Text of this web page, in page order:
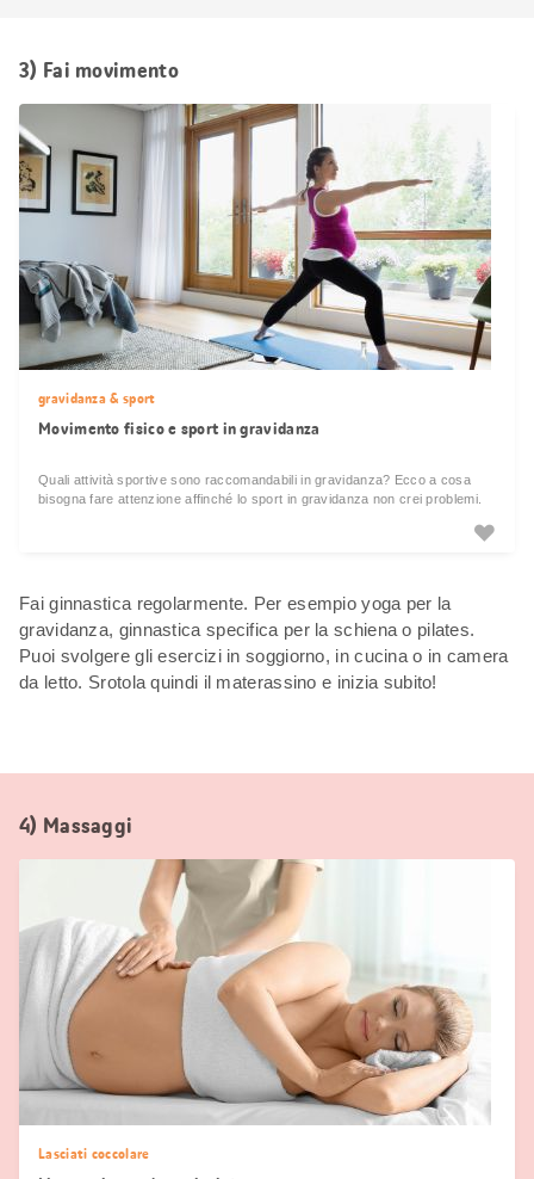
3) Fai movimento
gravidanza & sport
Movimento fisico e sport in gravidanza
Quali attività sportive sono raccomandabili in gravidanza? Ecco a cosa
bisogna fare attenzione affinché lo sport in gravidanza non crei problemi.
Fai ginnastica regolarmente. Per esempio yoga per la
gravidanza, ginnastica specifica per la schiena o pilates.
Puoi svolgere gli esercizi in soggiorno, in cucina o in camera
da letto. Srotola quindi il materassino e inizia subito!
4) Massaggi
Lasciati coccolare